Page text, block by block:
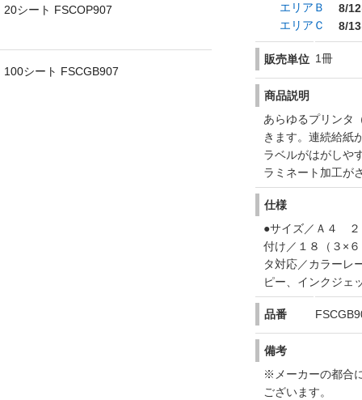
エリアＢ
8/12
エリアＣ
8/13
販売単位 1冊
商品説明
あらゆるプリンタ
きます。連続給紙
ラベルがはがしや
ラミネート加工が
仕様
●サイズ／Ａ４ ２
付け／１８（３×
タ対応／カラーレ
ピー、インクジェ
品番
備考
※メーカーの都合
ございます。
シート FSCOP907
シート FSCGB907